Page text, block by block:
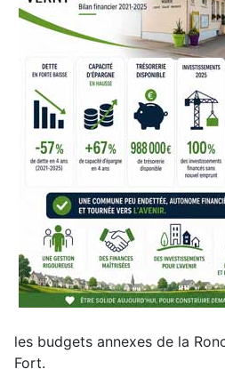
les budgets annexes de la
Fort.